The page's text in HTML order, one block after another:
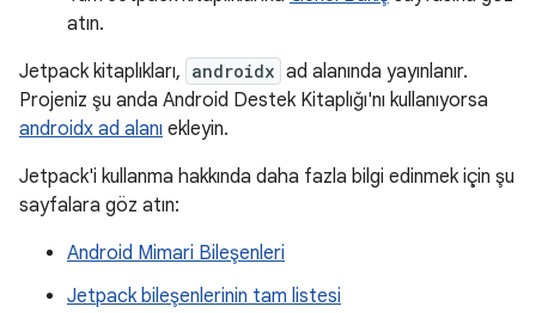
atın.
Jetpack kitaplıkları, androidx ad alanında yayınlanır.
Projeniz şu anda Android Destek Kitaplığı'nı kullanıyorsa
androidx ad alanı ekleyin.
Jetpack'i kullanma hakkında daha fazla bilgi edinmek için şu
sayfalara göz atın:
Android Mimari Bileşenleri
Jetpack bileşenlerinin tam listesi